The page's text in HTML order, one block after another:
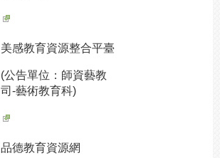
美感教育資源整合平臺
(公告單位：師資藝教
司-藝術教育科)
品德教育資源網